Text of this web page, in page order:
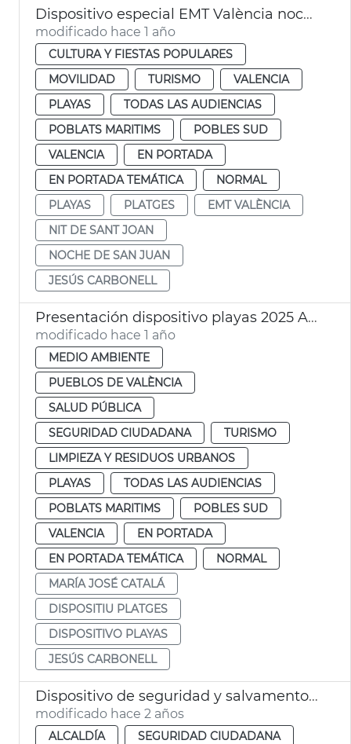
Dispositivo especial EMT València noche San Juan
modificado hace 1 año
CULTURA Y FIESTAS POPULARES
MOVILIDAD
TURISMO
VALENCIA
PLAYAS
TODAS LAS AUDIENCIAS
POBLATS MARITIMS
POBLES SUD
VALENCIA
EN PORTADA
EN PORTADA TEMÁTICA
NORMAL
PLAYAS
PLATGES
EMT VALÈNCIA
NIT DE SANT JOAN
NOCHE DE SAN JUAN
JESÚS CARBONELL
Presentación dispositivo playas 2025 Ayuntamiento València
modificado hace 1 año
MEDIO AMBIENTE
PUEBLOS DE VALÈNCIA
SALUD PÚBLICA
SEGURIDAD CIUDADANA
TURISMO
LIMPIEZA Y RESIDUOS URBANOS
PLAYAS
TODAS LAS AUDIENCIAS
POBLATS MARITIMS
POBLES SUD
VALENCIA
EN PORTADA
EN PORTADA TEMÁTICA
NORMAL
MARÍA JOSÉ CATALÁ
DISPOSITIU PLATGES
DISPOSITIVO PLAYAS
JESÚS CARBONELL
Dispositivo de seguridad y salvamento en playas
modificado hace 2 años
ALCALDÍA
SEGURIDAD CIUDADANA